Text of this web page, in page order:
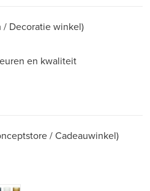
/ Decoratie winkel)
en kwaliteit
/ Cadeauwinkel)